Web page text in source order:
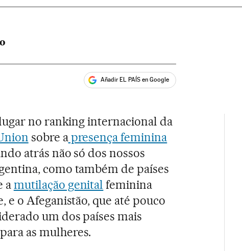
Añadir EL PAÍS en Google
lugar no ranking internacional da
sobre apresença feminina
atrás não só dos nossos
como também de países
amutilação genital feminina
e o Afeganistão, que até pouco
um dos países mais
as mulheres.